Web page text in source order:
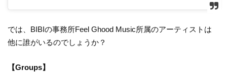
では、BIBIの事務所Feel Ghood Music所属のアーティストは
他に誰がいるのでしょうか？
【Groups】